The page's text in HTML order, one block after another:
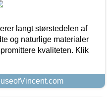
langt størstedelen af
og naturlige materialer
kvaliteten. Klik